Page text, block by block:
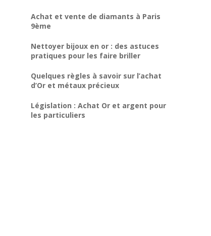
Achat et vente de diamants à Paris
9ème
Nettoyer bijoux en or : des astuces
pratiques pour les faire briller
Quelques règles à savoir sur l’achat
d’Or et métaux précieux
Législation : Achat Or et argent pour
les particuliers